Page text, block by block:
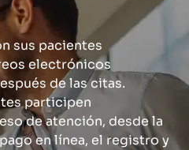
sus pacientes
electrónicos
de las citas.
participen
de atención, desde la
en línea, el registro y